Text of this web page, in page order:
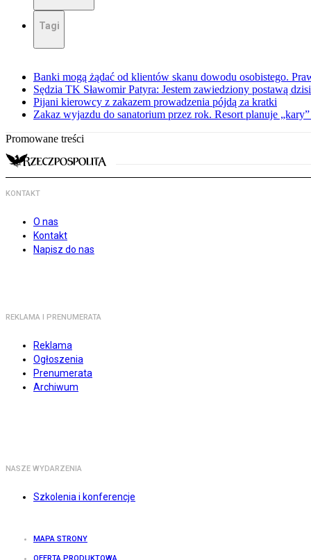
Tagi
Banki mogą żądać od klientów skanu dowodu osobistego.
Sędzia TK Sławomir Patyra: Jestem zawiedziony postawą
Pijani kierowcy z zakazem prowadzenia pójdą za kratki
Zakaz wyjazdu do sanatorium przez rok. Resort planuje
Promowane treści
KONTAKT
O nas
Kontakt
Napisz do nas
REKLAMA I PRENUMERATA
Reklama
Ogłoszenia
Prenumerata
Archiwum
NASZE WYDARZENIA
Szkolenia i konferencje
MAPA STRONY